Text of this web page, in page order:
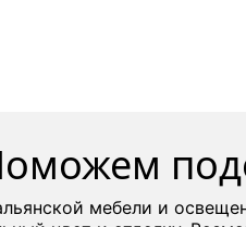
мебели и